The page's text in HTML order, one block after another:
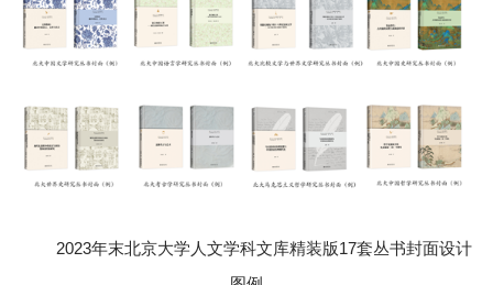
2023年末北京大学人文学科文库精装版17套丛书封面设计